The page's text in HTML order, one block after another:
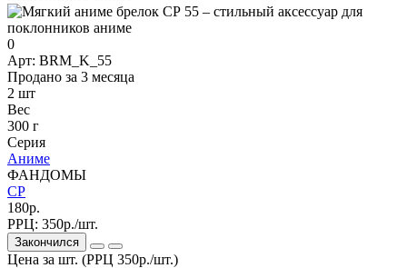
0
Арт: BRM_K_55
Продано за 3 месяца
2 шт
Вес
300 г
Серия
Аниме
ФАНДОМЫ
СР
180р.
РРЦ: 350р./шт.
Закончился
Цена за шт. (РРЦ 350р./шт.)